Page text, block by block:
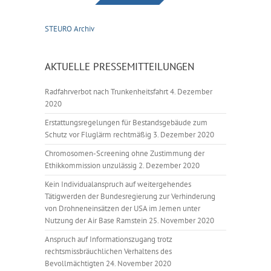
STEURO Archiv
AKTUELLE PRESSEMITTEILUNGEN
Radfahrverbot nach Trunkenheitsfahrt4. Dezember
2020
Erstattungsregelungen für Bestandsgebäude zum
Schutz vor Fluglärm rechtmäßig 3. Dezember 2020
Chromosomen-Screening ohne Zustimmung der
Ethikkommission unzulässig 2. Dezember 2020
Kein Individualanspruch auf weitergehendes
Tätigwerden der Bundesregierung zur Verhinderung
von Drohneneinsätzen der USA im Jemen unter
Nutzung der Air Base Ramstein 25. November 2020
Anspruch auf Informationszugang trotz
rechtsmissbräuchlichen Verhaltens des
Bevollmächtigten 24. November 2020